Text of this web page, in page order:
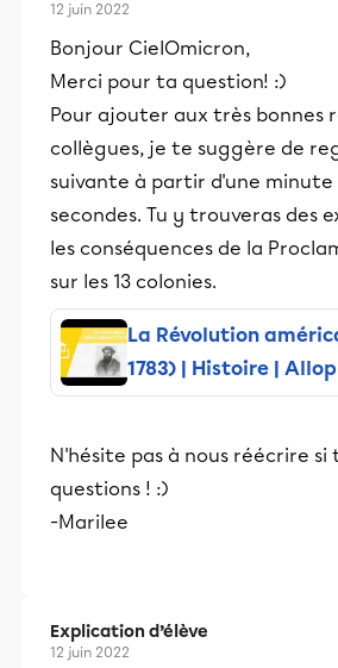
12 juin 2022
Bonjour CielOmicron,
Merci pour ta question! :)
Pour ajouter aux très bonnes
collègues, je te suggère de
suivante à partir d'une
secondes. Tu y trouveras des
les conséquences de la
sur les 13 colonies.
La Révolution
1783) | Histoire |
N'hésite pas à nous réécrire si
questions ! :)
-Marilee
Explication d’élève
12 juin 2022